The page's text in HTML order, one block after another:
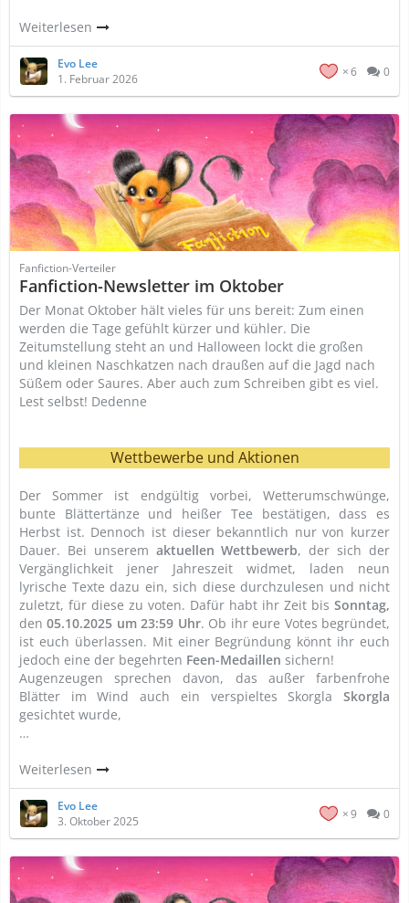
Weiterlesen
Evo Lee
1. Februar 2026
6 0
Fanfiction-Verteiler
Fanfiction-Newsletter im Oktober
Der Monat Oktober hält vieles für uns bereit: Zum einen
werden die Tage gefühlt kürzer und kühler. Die
Zeitumstellung steht an und Halloween lockt die großen
und kleinen Naschkatzen nach draußen auf die Jagd nach
Süßem oder Saures. Aber auch zum Schreiben gibt es viel.
Lest selbst! Dedenne
Wettbewerbe und Aktionen
Der Sommer ist endgültig vorbei, Wetterumschwünge,
bunte Blättertänze und heißer Tee bestätigen, dass es
Herbst ist. Dennoch ist dieser bekanntlich nur von kurzer
Dauer. Bei unserem aktuellen Wettbewerb, der sich der
Vergänglichkeit jener Jahreszeit widmet, laden neun
lyrische Texte dazu ein, sich diese durchzulesen und nicht
zuletzt, für diese zu voten. Dafür habt ihr Zeit bis Sonntag,
den05.10.2025 um 23:59 Uhr. Ob ihr eure Votes begründet,
ist euch überlassen. Mit einer Begründung könnt ihr euch
jedoch eine der begehrten Feen-Medaillen sichern!
Augenzeugen sprechen davon, das außer farbenfrohe
Blätter im Wind auch ein verspieltes Skorgla Skorgla
gesichtet wurde,
…
Weiterlesen
Evo Lee
3. Oktober 2025
9 0